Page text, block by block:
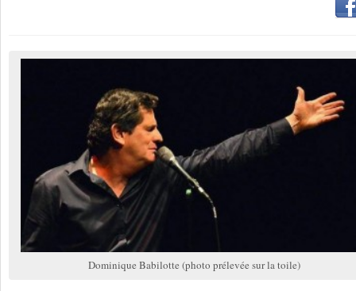
Dominique Babilotte (photo prélevée sur la toile)